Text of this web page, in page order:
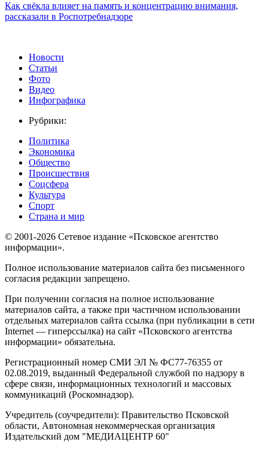
Как свёкла влияет на память и концентрацию внимания,
рассказали в Роспотребнадзоре
Новости
Статьи
Фото
Видео
Инфографика
Рубрики:
Политика
Экономика
Общество
Происшествия
Соцсфера
Культура
Спорт
Страна и мир
© 2001-2026 Сетевое издание «Псковское агентство
информации».
Полное использование материалов сайта без письменного
согласия редакции запрещено.
При получении согласия на полное использование
материалов сайта, а также при частичном использовании
отдельных материалов сайта ссылка (при публикации в сети
Internet — гиперссылка) на сайт «Псковского агентства
информации» обязательна.
Регистрационный номер СМИ ЭЛ № ФС77-76355 от
02.08.2019, выданный Федеральной службой по надзору в
сфере связи, информационных технологий и массовых
коммуникаций (Роскомнадзор).
Учредитель (соучредители): Правительство Псковской
области, Автономная некоммерческая организация
Издательский дом "МЕДИАЦЕНТР 60"